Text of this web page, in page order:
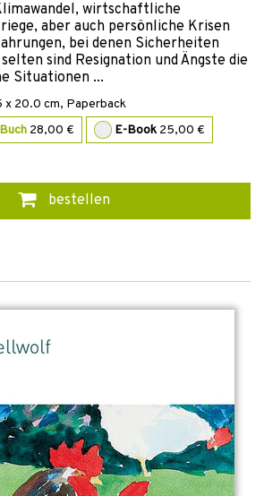
wirtschaftliche
aber auch persönliche Krisen
bei denen Sicherheiten
sind Resignation und Ängste die
Situationen ...
x 20.0 cm, Paperback
Buch 28,00 € E-Book 25,00 €
bestellen